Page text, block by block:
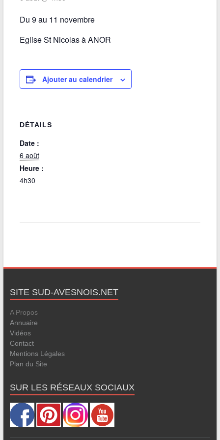
Du 9 au 11 novembre
Eglise St Nicolas à ANOR
Ajouter au calendrier
DÉTAILS
Date :
6 août
Heure :
4h30
SITE SUD-AVESNOIS.NET
A Propos
Annuaire
Vidéos
Contact
Mentions Légales
Plan du Site
SUR LES RÉSEAUX SOCIAUX